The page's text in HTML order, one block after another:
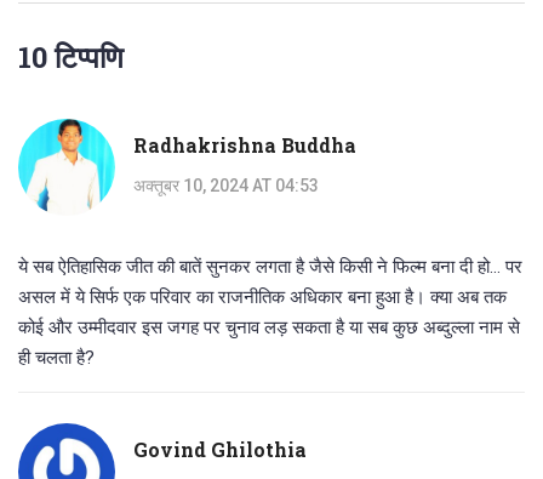
10 टिप्पणि
Radhakrishna Buddha
अक्तूबर 10, 2024 AT 04:53
ये सब ऐतिहासिक जीत की बातें सुनकर लगता है जैसे किसी ने फिल्म बना दी हो... पर
असल में ये सिर्फ एक परिवार का राजनीतिक अधिकार बना हुआ है। क्या अब तक
कोई और उम्मीदवार इस जगह पर चुनाव लड़ सकता है या सब कुछ अब्दुल्ला नाम से
ही चलता है?
Govind Ghilothia